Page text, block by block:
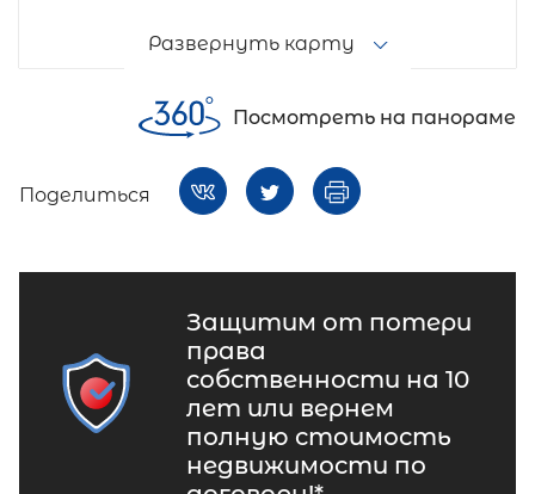
Развернуть карту
Посмотреть на панораме
Поделиться
Защитим от потери
права
собственности на 10
лет или вернем
полную стоимость
недвижимости по